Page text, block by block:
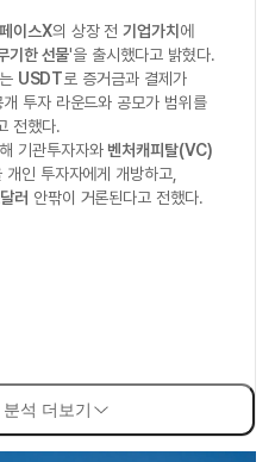
이스X의 상장 전기업가치 에
기한 선물'을 출시했다고 밝혔다.
USDT로 증거금과 결제가
투자 라운드와 공모가 범위를
전했다.
기관투자자와 벤처캐피탈(VC)
개인 투자자에게 개방하고,
러 안팎이 거론된다고 전했다.
분석 더보기